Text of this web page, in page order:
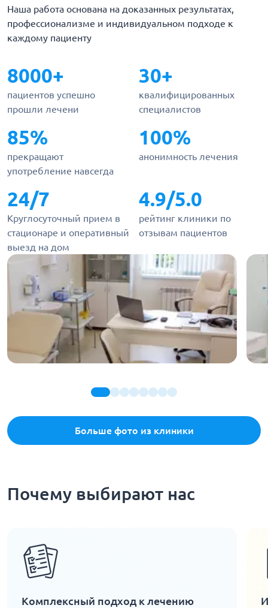
Наша работа основана на доказанных результатах,
профессионализме и индивидуальном подходе к
каждому пациенту
8000+
пациентов успешно
прошли лечени
30+
квалифицированных
специалистов
85%
прекращают
употребление навсегда
100%
анонимность лечения
24/7
Круглосуточный прием в
стационаре и оперативный
выезд на дом
4.9/5.0
рейтинг клиники по
отзывам пациентов
Больше фото из клиники
Почему выбирают нас
Комплексный подход к лечению